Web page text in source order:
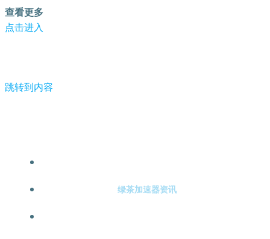
查看更多
点击进入
跳转到内容
绿茶加速器资讯